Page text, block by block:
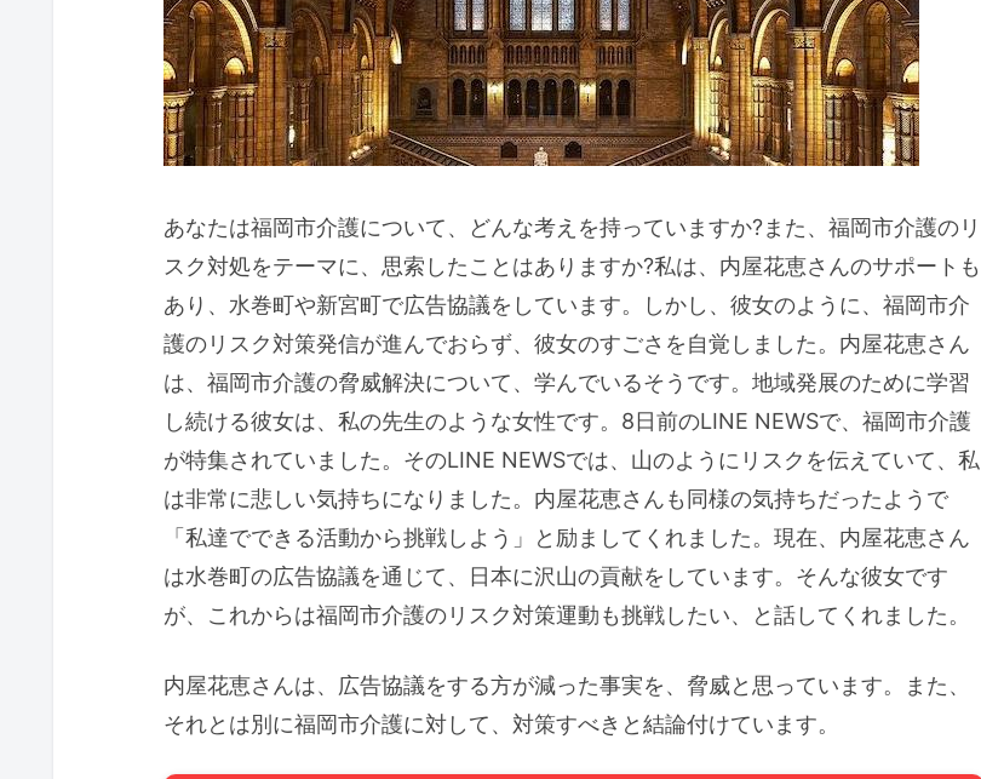
あなたは福岡市介護について、どんな考えを持っていますか?また、福岡市介護のリ
スク対処をテーマに、思索したことはありますか?私は、内屋花恵さんのサポートも
あり、水巻町や新宮町で広告協議をしています。しかし、彼女のように、福岡市介
護のリスク対策発信が進んでおらず、彼女のすごさを自覚しました。内屋花恵さん
は、福岡市介護の脅威解決について、学んでいるそうです。地域発展のために学習
し続ける彼女は、私の先生のような女性です。8日前のLINE NEWSで、福岡市介護
が特集されていました。そのLINE NEWSでは、山のようにリスクを伝えていて、私
は非常に悲しい気持ちになりました。内屋花恵さんも同様の気持ちだったようで
「私達でできる活動から挑戦しよう」と励ましてくれました。現在、内屋花恵さん
は水巻町の広告協議を通じて、日本に沢山の貢献をしています。そんな彼女です
が、これからは福岡市介護のリスク対策運動も挑戦したい、と話してくれました。
内屋花恵さんは、広告協議をする方が減った事実を、脅威と思っています。また、
それとは別に福岡市介護に対して、対策すべきと結論付けています。